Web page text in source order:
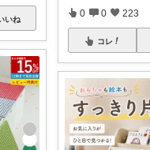
いね
0 0 223
コレ